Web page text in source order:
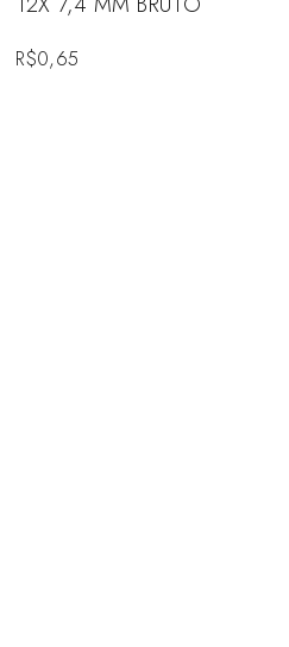
R$0,65